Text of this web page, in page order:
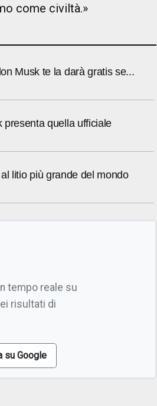
come civiltà.»
Musk te la darà gratis se...
presenta quella ufficiale
litio più grande del mondo
tempo reale su
risultati di
su Google